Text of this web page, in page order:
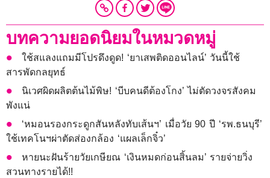
บทความยอดนิยมในหมวดหมู่
ใช้สแลงแถมมีโปรดึงดูด! ‘ยาเสพติดออนไลน์’ วันนี้ใช้
สารพัดกลยุทธ์
นิเวศผิดผลิตต้นไม้พิษ! ‘บีบคนดีต้องโกง’ ไม่ตัดวงจรสังคม
พังแน่
‘หมอนรองกระดูกสันหลังทับเส้นฯ’ เมื่อวัย 90 ปี ‘รพ.ธนบุรี’
ใช้เทคโนฯผ่าตัดส่องกล้อง ‘แผลเล็กจิ๋ว’
หายนะฝันร้ายวัยเกษียณ ‘เงินหมดก่อนสิ้นลม’ รายจ่ายวิ่ง
สวนทางรายได้!!